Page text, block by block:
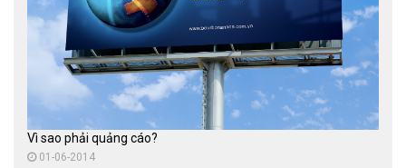
Vì sao phải quảng cáo?
01-06-2014